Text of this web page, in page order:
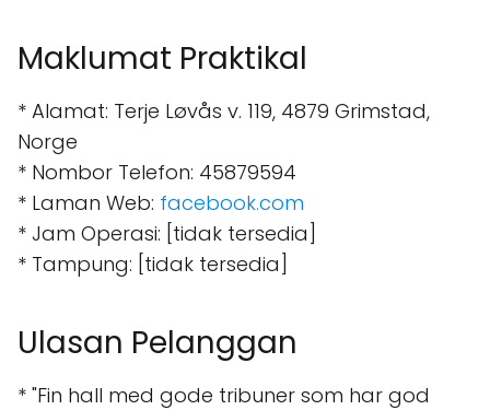
Maklumat Praktikal
* Alamat: Terje Løvås v. 119, 4879 Grimstad,
Norge
* Nombor Telefon: 45879594
* Laman Web: facebook.com
* Jam Operasi: [tidak tersedia]
* Tampung: [tidak tersedia]
Ulasan Pelanggan
* "Fin hall med gode tribuner som har god